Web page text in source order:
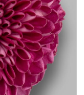
РУССКИЙ